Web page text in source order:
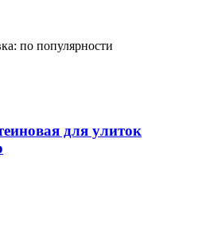
по популярности
для улиток